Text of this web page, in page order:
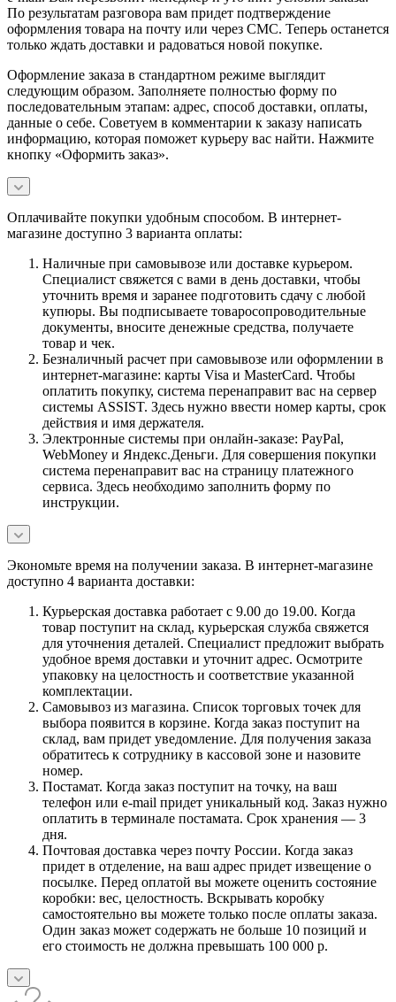
По результатам разговора вам придет подтверждение
оформления товара на почту или через СМС. Теперь останется
только ждать доставки и радоваться новой покупке.
Оформление заказа в стандартном режиме выглядит
следующим образом. Заполняете полностью форму по
последовательным этапам: адрес, способ доставки, оплаты,
данные о себе. Советуем в комментарии к заказу написать
информацию, которая поможет курьеру вас найти. Нажмите
кнопку «Оформить заказ».
Оплачивайте покупки удобным способом. В интернет-
магазине доступно 3 варианта оплаты:
Наличные при самовывозе или доставке курьером.
Специалист свяжется с вами в день доставки, чтобы
уточнить время и заранее подготовить сдачу с любой
купюры. Вы подписываете товаросопроводительные
документы, вносите денежные средства, получаете
товар и чек.
Безналичный расчет при самовывозе или оформлении в
интернет-магазине: карты Visa и MasterCard. Чтобы
оплатить покупку, система перенаправит вас на сервер
системы ASSIST. Здесь нужно ввести номер карты, срок
действия и имя держателя.
Электронные системы при онлайн-заказе: PayPal,
WebMoney и Яндекс.Деньги. Для совершения покупки
система перенаправит вас на страницу платежного
сервиса. Здесь необходимо заполнить форму по
инструкции.
Экономьте время на получении заказа. В интернет-магазине
доступно 4 варианта доставки:
Курьерская доставка работает с 9.00 до 19.00. Когда
товар поступит на склад, курьерская служба свяжется
для уточнения деталей. Специалист предложит выбрать
удобное время доставки и уточнит адрес. Осмотрите
упаковку на целостность и соответствие указанной
комплектации.
Самовывоз из магазина. Список торговых точек для
выбора появится в корзине. Когда заказ поступит на
склад, вам придет уведомление. Для получения заказа
обратитесь к сотруднику в кассовой зоне и назовите
номер.
Постамат. Когда заказ поступит на точку, на ваш
телефон или e-mail придет уникальный код. Заказ нужно
оплатить в терминале постамата. Срок хранения — 3
дня.
Почтовая доставка через почту России. Когда заказ
придет в отделение, на ваш адрес придет извещение о
посылке. Перед оплатой вы можете оценить состояние
коробки: вес, целостность. Вскрывать коробку
самостоятельно вы можете только после оплаты заказа.
Один заказ может содержать не больше 10 позиций и
его стоимость не должна превышать 100 000 р.